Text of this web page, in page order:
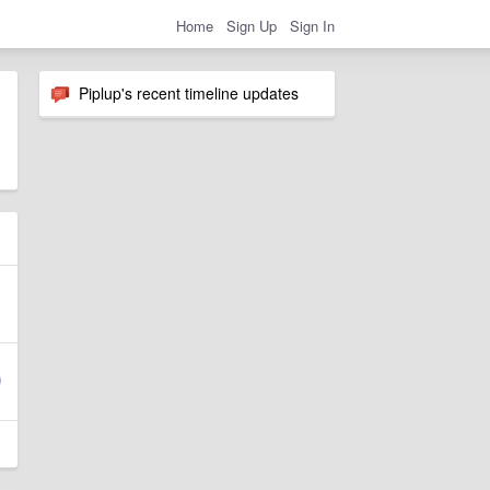
Home Sign Up Sign In
Piplup's recent timeline updates